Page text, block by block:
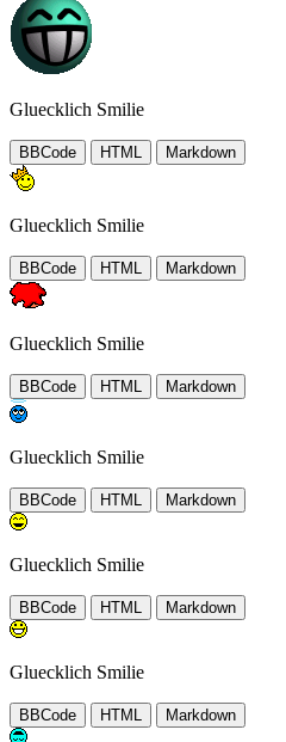
Gluecklich Smilie
BBCode HTML Markdown
Gluecklich Smilie
BBCode HTML Markdown
Gluecklich Smilie
BBCode HTML Markdown
Gluecklich Smilie
BBCode HTML Markdown
Gluecklich Smilie
BBCode HTML Markdown
Gluecklich Smilie
BBCode HTML Markdown